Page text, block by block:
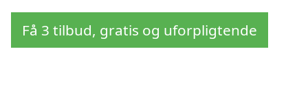
Få 3 tilbud, gratis og uforpligtende